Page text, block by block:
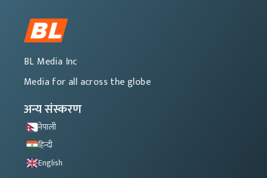
BL Media Inc
Media for all across the globe
अन्य संस्करण
नेपाली
हिन्दी
English